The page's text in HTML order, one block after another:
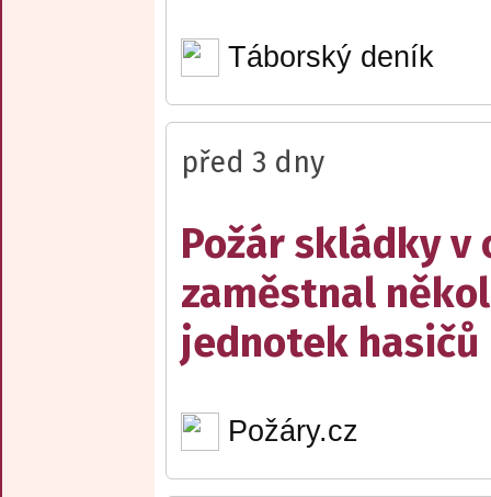
Táborský deník
před 3 dny
Požár skládky v
zaměstnal
jednotek hasičů
Požáry.cz